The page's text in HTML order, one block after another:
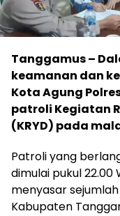
Tanggamus –
keamanan dan
Kota Agung
patroli Kegiatan
(KRYD) pada
Patroli yang
dimulai pukul 22.00
menyasar
Kabupaten